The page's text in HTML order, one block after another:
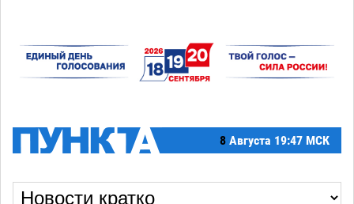
8 Августа 19:47 МСК